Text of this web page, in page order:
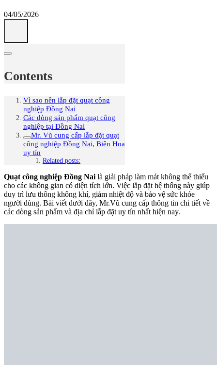
04/05/2026
Contents
Vì sao nên lắp đặt quạt công
nghiệp Đồng Nai
Các dòng sản phẩm quạt công
nghiệp tại Đồng Nai
Mr. Vũ cung cấp lắp đặt quạt
công nghiệp Đồng Nai, Biên Hoa
uy tín
Related posts:
Quạt công nghiệp Đồng Nai là giải pháp làm mát không thể thiếu
cho các không gian có diện tích lớn. Việc lắp đặt hệ thống này giúp
duy trì lưu thông không khí, giảm nhiệt độ và bảo vệ sức khỏe
người dùng. Bài viết dưới đây, Mr.Vũ cung cấp thông tin chi tiết về
các dòng sản phẩm và địa chỉ lắp đặt uy tín nhất hiện nay.